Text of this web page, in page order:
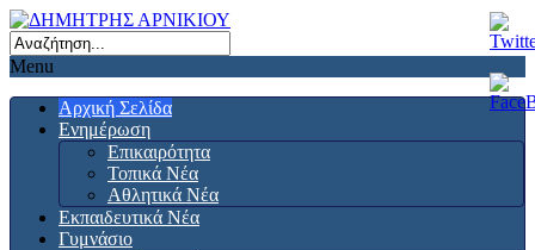
Menu
Αρχική Σελίδα
Ενημέρωση
Επικαιρότητα
Τοπικά Νέα
Αθλητικά Νέα
Εκπαιδευτικά Νέα
Γυμνάσιο